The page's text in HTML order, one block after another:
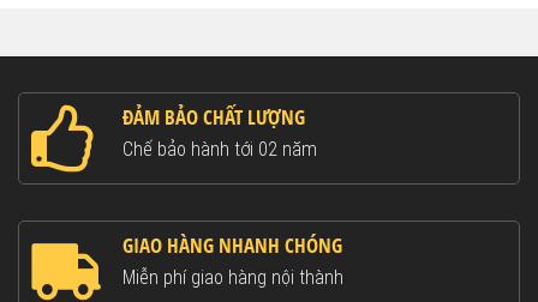
ĐẢM BẢO CHẤT LƯỢNG
Chế bảo hành tới 02 năm
GIAO HÀNG NHANH CHÓNG
Miễn phí giao hàng nội thành